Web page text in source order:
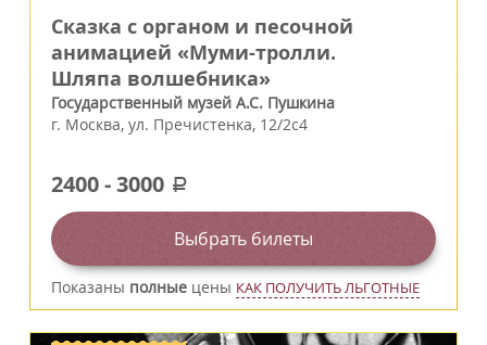
Сказка с органом и песочной
анимацией «Муми-тролли.
Шляпа волшебника»
Государственный музей А.С. Пушкина
г. Москва, ул. Пречистенка, 12/2c4
2400-3000 a
Выбрать билеты
Показаны полные цены КАК ПОЛУЧИТЬ ЛЬГОТНЫЕ